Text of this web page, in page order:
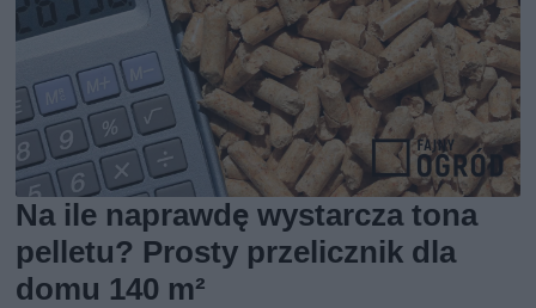
Na ile naprawdę wystarcza tona
pelletu? Prosty przelicznik dla
domu 140 m²